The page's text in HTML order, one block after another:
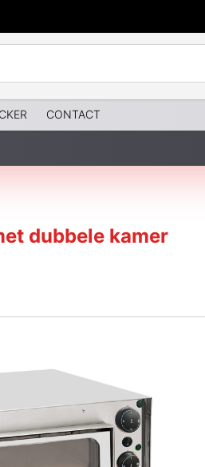
CONTACT
dubbele kamer